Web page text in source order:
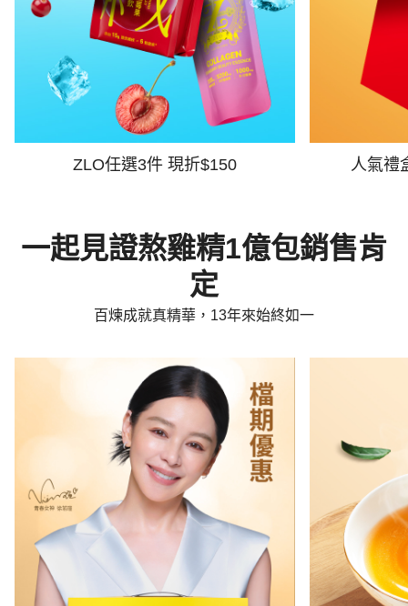
ZLO任選3件 現折$150 人氣禮
一起見證熬雞精1億包銷售肯
定
百煉成就真精華，13年來始終如一